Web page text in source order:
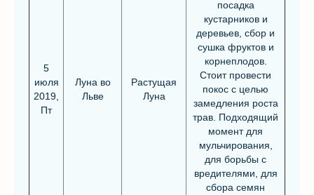
5
июля
2019,
Пт
Луна во
Льве
Растущая
Луна
посадка
кустарников и
деревьев, сбор и
сушка фруктов и
корнеплодов.
Стоит провести
покос с целью
замедления роста
трав. Подходящий
момент для
мульчирования,
для борьбы с
вредителями, для
сбора семян